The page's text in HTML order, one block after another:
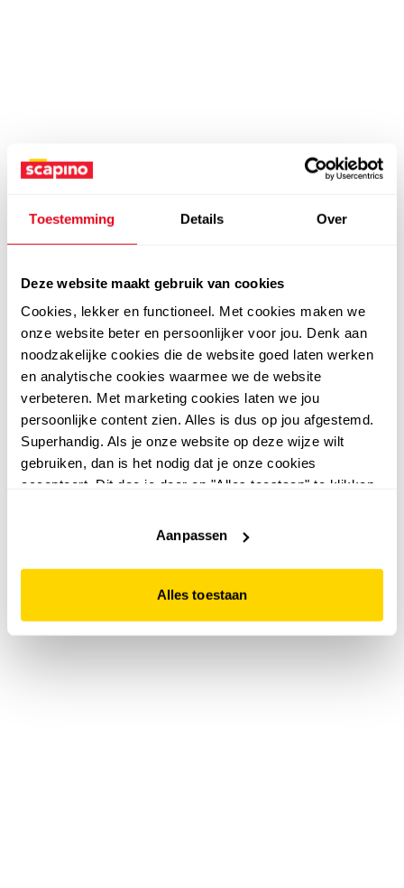
Toestemming Details Over
Deze website maakt gebruik van cookies
Cookies, lekker en functioneel. Met cookies maken we
onze website beter en persoonlijker voor jou. Denk aan
noodzakelijke cookies die de website goed laten werken
en analytische cookies waarmee we de website
verbeteren. Met marketing cookies laten we jou
persoonlijke content zien. Alles is dus op jou afgestemd.
Superhandig. Als je onze website op deze wijze wilt
gebruiken, dan is het nodig dat je onze cookies
accepteert. Dit doe je door op "Alles toestaan" te klikken.
website niet optimaal functioneert.
Aanpassen
Alles toestaan